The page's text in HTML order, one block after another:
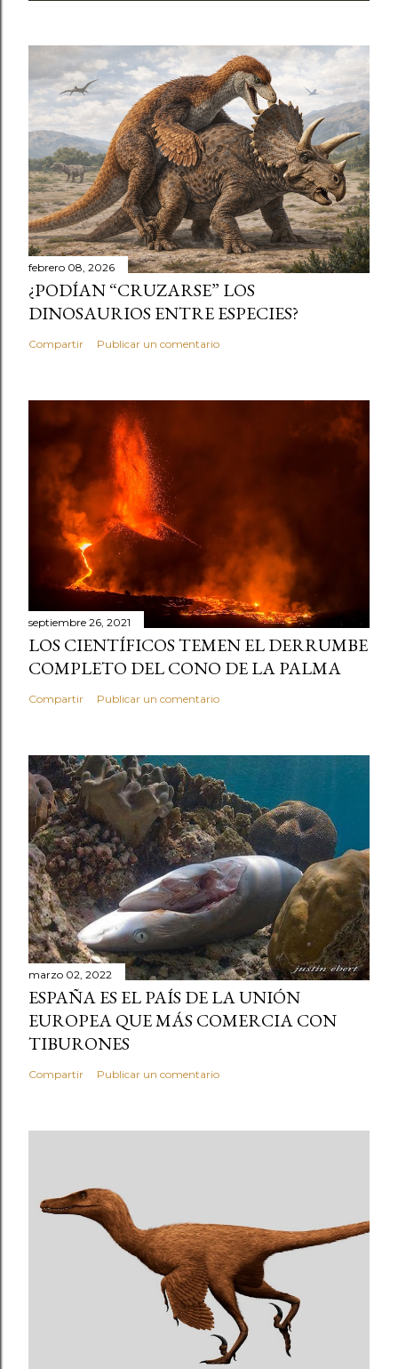
febrero 08, 2026
¿PODÍAN “CRUZARSE” LOS
DINOSAURIOS ENTRE ESPECIES?
Compartir Publicar un comentario
septiembre 26, 2021
LOS CIENTÍFICOS TEMEN EL DERRUMBE
COMPLETO DEL CONO DE LA PALMA
Compartir Publicar un comentario
marzo 02, 2022
ESPAÑA ES EL PAÍS DE LA UNIÓN
EUROPEA QUE MÁS COMERCIA CON
TIBURONES
Compartir Publicar un comentario